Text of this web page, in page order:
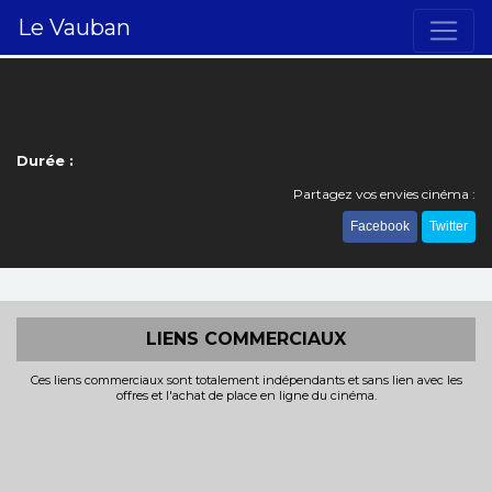
Le Vauban
Durée :
Partagez vos envies cinéma :
Facebook Twitter
LIENS COMMERCIAUX
Ces liens commerciaux sont totalement indépendants et sans lien avec les
offres et l'achat de place en ligne du cinéma.